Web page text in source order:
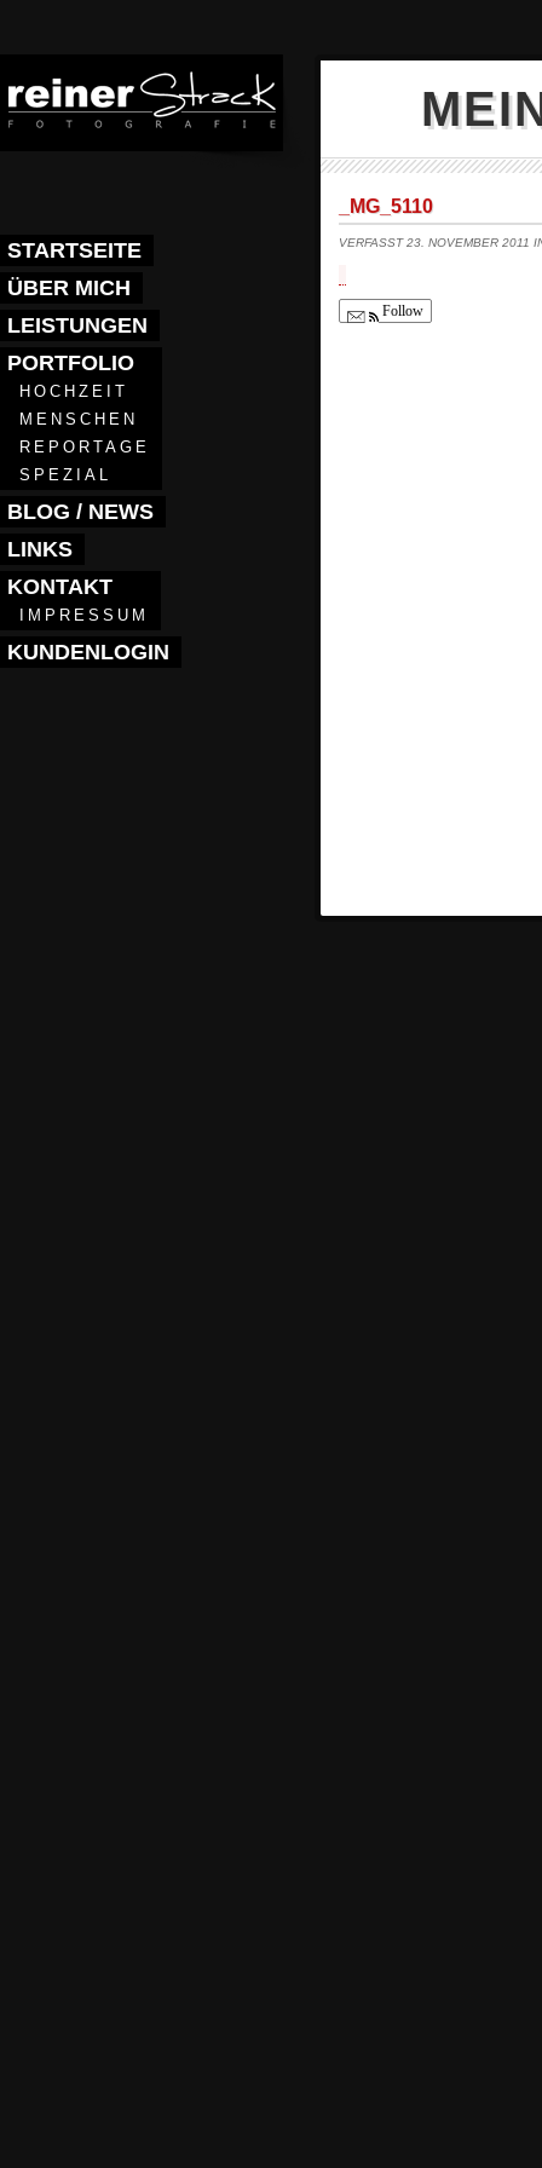
STARTSEITE
ÜBER MICH
LEISTUNGEN
PORTFOLIO
HOCHZEIT
MENSCHEN
REPORTAGE
SPEZIAL
BLOG / NEWS
LINKS
KONTAKT
IMPRESSUM
KUNDENLOGIN
_MG_5110
VERFASST 23. NOVEMBER 2011
Follow